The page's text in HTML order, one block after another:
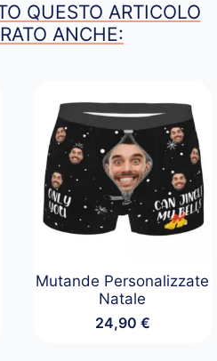
QUESTO ARTICOLO
ANCHE:
Mutande Personalizzate
Natale
24,90 €